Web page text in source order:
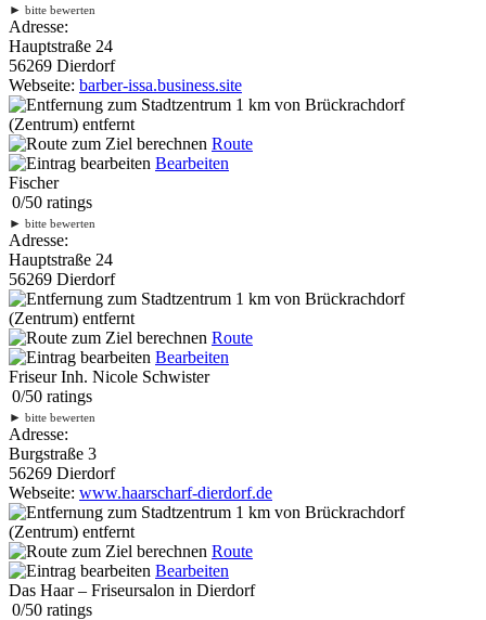
► bitte bewerten
Adresse:
Hauptstraße 24
56269 Dierdorf
Webseite: barber-issa.business.site
1 km von Brückrachdorf
(Zentrum) entfernt
Route
Bearbeiten
Fischer
0/50 ratings
► bitte bewerten
Adresse:
Hauptstraße 24
56269 Dierdorf
1 km von Brückrachdorf
(Zentrum) entfernt
Route
Bearbeiten
Friseur Inh. Nicole Schwister
0/50 ratings
► bitte bewerten
Adresse:
Burgstraße 3
56269 Dierdorf
Webseite: www.haarscharf-dierdorf.de
1 km von Brückrachdorf
(Zentrum) entfernt
Route
Bearbeiten
Das Haar – Friseursalon in Dierdorf
0/50 ratings